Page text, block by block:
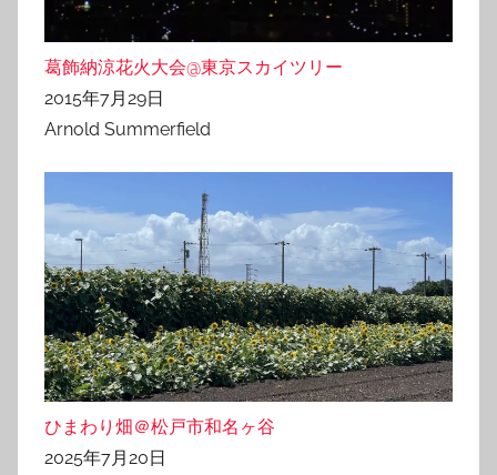
葛飾納涼花火大会@東京スカイツリー
2015年7月29日
Arnold Summerfield
ひまわり畑＠松戸市和名ヶ谷
2025年7月20日